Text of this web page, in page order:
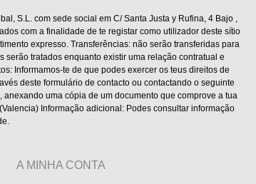
S.L. com sede social em C/ Santa Justa y Rufina, 4 Bajo ,
com a finalidade de te registar como utilizador deste sítio
expresso. Transferências: não serão transferidas para
tratados enquanto existir uma relação contratual e
Informamos-te de que podes exercer os teus direitos de
deste formulário de contacto ou contactando o seguinte
uma cópia de um documento que comprove a tua
Informação adicional: Podes consultar informação
A MINHA CONTA